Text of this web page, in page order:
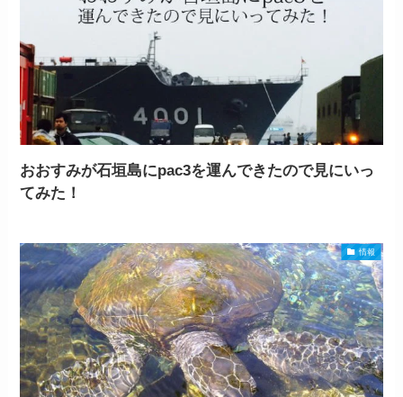
おおすみが石垣島にpac3を運んできたので見にいっ
てみた！
情報